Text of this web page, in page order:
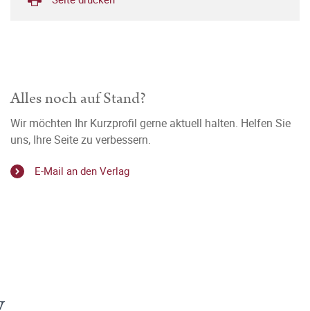
Alles noch auf Stand?
Wir möchten Ihr Kurzprofil gerne aktuell halten. Helfen Sie
uns, Ihre Seite zu verbessern.
E-Mail an den Verlag